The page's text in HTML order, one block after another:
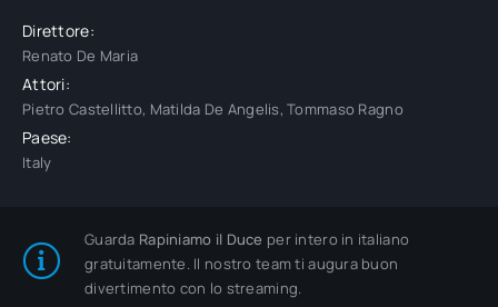
Direttore:
Renato De Maria
Attori:
Pietro Castellitto, Matilda De Angelis, Tommaso Ragno
Paese:
Italy
Guarda Rapiniamo il Duce per intero in italiano
gratuitamente. Il nostro team ti augura buon
divertimento con lo streaming.